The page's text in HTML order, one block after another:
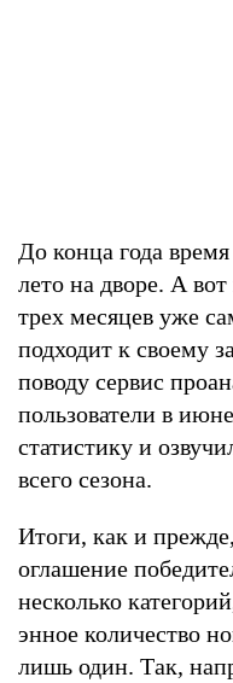
До конца года
лето на дворе. А
трех месяцев уже
подходит к своему
поводу сервис
пользователи в
статистику и
всего сезона.
Итоги, как и
оглашение
несколько
энное количество
лишь один. Так,